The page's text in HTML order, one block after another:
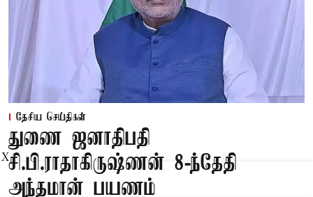
தேசிய செய்திகள்
துணை ஜனாதிபதி
சி.பி.ராதாகிருஷ்ணன் 8-ந்தேதி
அந்தமான் பயணம்
X